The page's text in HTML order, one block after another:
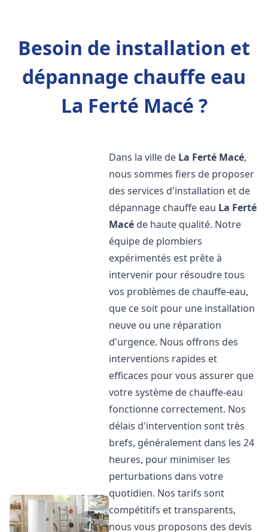
Besoin de installation et
dépannage chauffe eau
La Ferté Macé ?
Dans la ville de La Ferté Macé,
nous sommes fiers de proposer
des services d'installation et de
dépannage chauffe eau La Ferté
Macé de haute qualité. Notre
équipe de plombiers
expérimentés est prête à
intervenir pour résoudre tous
vos problèmes de chauffe-eau,
que ce soit pour une installation
neuve ou une réparation
d'urgence. Nous offrons des
interventions rapides et
efficaces pour vous assurer que
votre système de chauffe-eau
fonctionne correctement. Nos
délais d'intervention sont très
brefs, généralement dans les 24
heures, pour minimiser les
perturbations dans votre
quotidien. Nos tarifs sont
compétitifs et transparents,
nous vous proposons des devis